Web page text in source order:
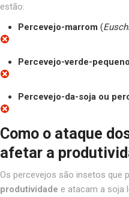
estão:
Percevejo-marrom (
Percevejo-verde-pequeno
Percevejo-da-soja ou
Como o ataque
afetar a
Os percevejos são insetos que
produtividade e atacam a soja